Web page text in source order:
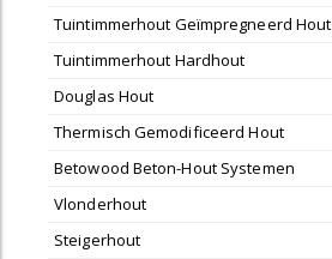
Tuintimmerhout Geïmpregneerd Hout
Tuintimmerhout Hardhout
Douglas Hout
Thermisch Gemodificeerd Hout
Betowood Beton-Hout Systemen
Vlonderhout
Steigerhout